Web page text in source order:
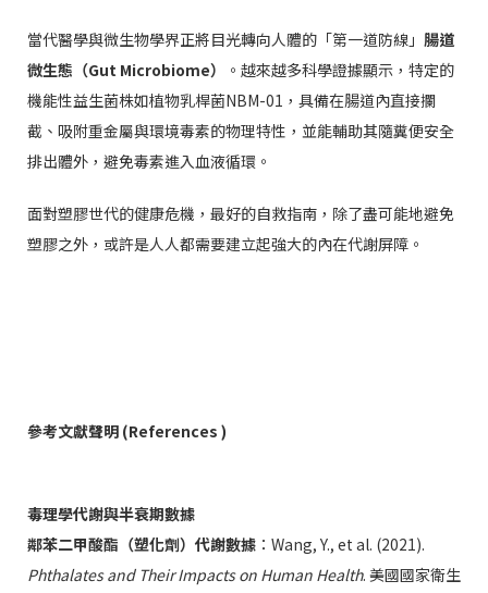
當代醫學與微生物學界正將目光轉向人體的「第一道防線」 腸道
微生態（Gut Microbiome）
。越來越多科學證據顯示，特定的
機能性益生菌株如植物乳桿菌NBM-01，具備在腸道內直接攔
截、吸附重金屬與環境毒素的物理特性，並能輔助其隨糞便安全
排出體外，避免毒素進入血液循環。
面對塑膠世代的健康危機，最好的自救指南，除了盡可能地避免
塑膠之外，或許是人人都需要建立起強大的內在代謝屏障。
參考文獻聲明 (References )
毒理學代謝與半衰期數據
鄰苯二甲酸酯（塑化劑）代謝數據 ：Wang, Y., et al. (2021).
Phthalates and Their Impacts on Human Health. 美國國家衛生